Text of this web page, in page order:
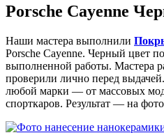
Porsche Cayenne
Наши мастера выполнили
Porsche Cayenne. Черный цвет
выполненной работы. Мастера
проверили лично перед
любой марки — от массовых
спорткаров. Результат — на